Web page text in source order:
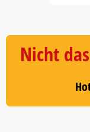
5
Nicht